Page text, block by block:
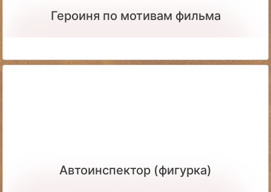
Героиня по мотивам фильма
Автоинспектор (фигурка)